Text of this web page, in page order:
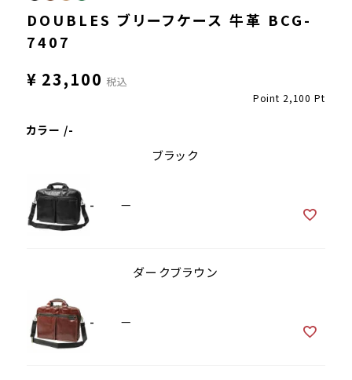
DOUBLES ブリーフケース 牛革 BCG-
7407
¥ 23,100 税込
Point 2,100 Pt
カラー -
ブラック
- —
ダークブラウン
- —